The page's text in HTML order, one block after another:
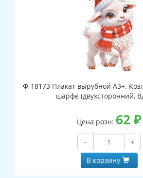
Ф-18173 Плакат вырубной А3+.
шарфе (двухсторонний,
Цена розн: 62 ₽
−
+
В корзину